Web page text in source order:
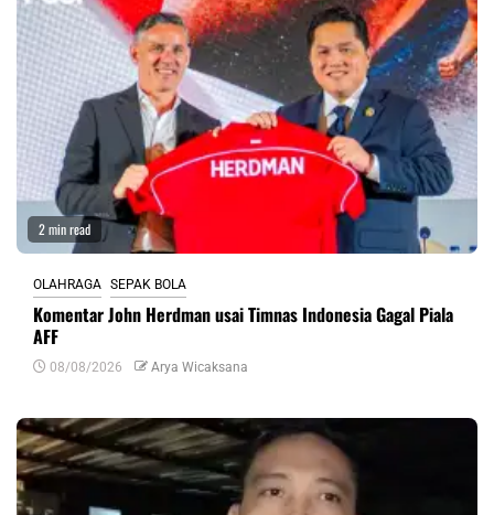
2 min read
OLAHRAGA SEPAK BOLA
Komentar John Herdman usai Timnas Indonesia Gagal Piala
AFF
08/08/2026 Arya Wicaksana